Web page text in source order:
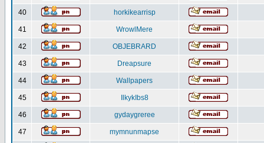
40 horkikearrisp
41 WrowlMere
42 OBJEBRARD
43 Dreapsure
44 Wallpapers
45 IlkykIbs8
46 gydaygreree
47 mymnunmapse